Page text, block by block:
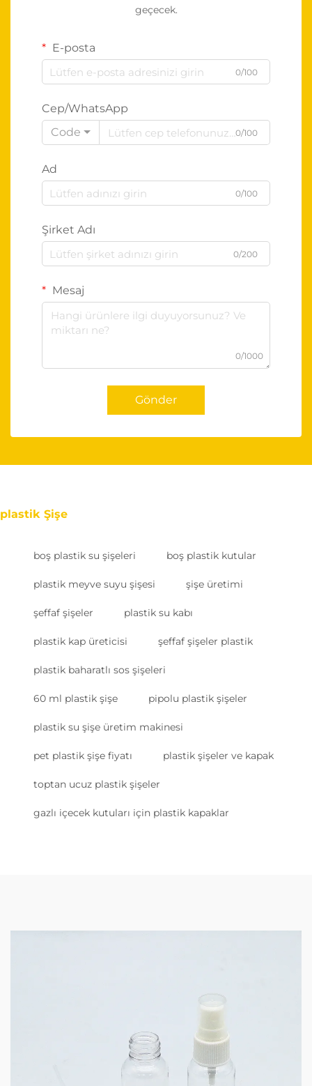
geçecek.
E-posta
0/100
Cep/WhatsApp
Code
0/100
Ad
0/100
Şirket Adı
0/200
Mesaj
0/1000
Gönder
plastik Şişe
boş plastik su şişeleri boş plastik kutular
plastik meyve suyu şişesi şişe üretimi
şeffaf şişeler plastik su kabı
plastik kap üreticisi şeffaf şişeler plastik
plastik baharatlı sos şişeleri
60 ml plastik şişe pipolu plastik şişeler
plastik su şişe üretim makinesi
pet plastik şişe fiyatı plastik şişeler ve kapak
toptan ucuz plastik şişeler
gazlı içecek kutuları için plastik kapaklar